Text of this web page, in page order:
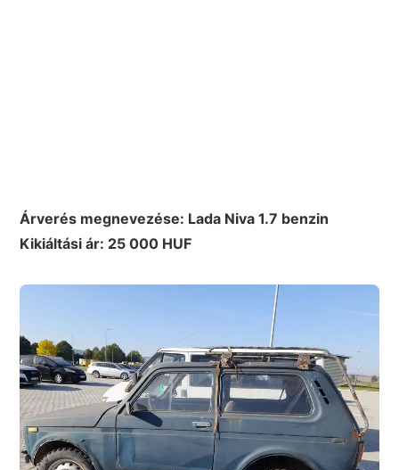
Árverés megnevezése: Lada Niva 1.7 benzin
Kikiáltási ár: 25 000 HUF